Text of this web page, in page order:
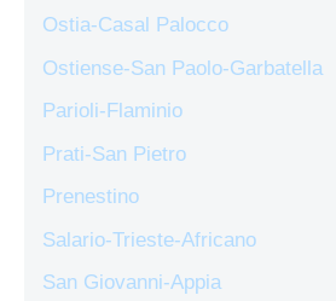
Ostia-Casal Palocco
Ostiense-San Paolo-Garbatella
Parioli-Flaminio
Prati-San Pietro
Prenestino
Salario-Trieste-Africano
San Giovanni-Appia